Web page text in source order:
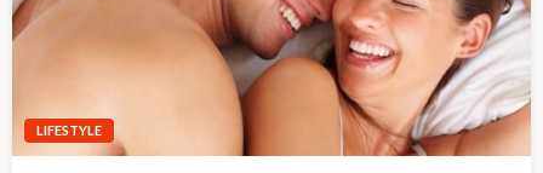
LIFESTYLE